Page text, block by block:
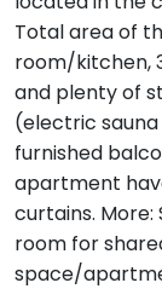
Total area of
room/kitchen,
and plenty of
(electric sauna
furnished
apartment
curtains.
room for
space/